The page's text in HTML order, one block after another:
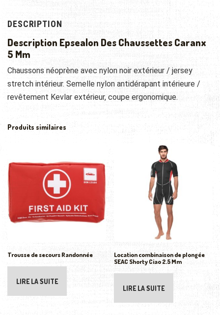
DESCRIPTION
Description Epsealon Des Chaussettes Caranx
5 Mm
Chaussons néoprène avec nylon noir extérieur / jersey
stretch intérieur. Semelle nylon antidérapant intérieure /
revêtement Kevlar extérieur, coupe ergonomique.
Produits similaires
Trousse de secours Randonnée
LIRE LA SUITE
Location combinaison de plongée
SEAC Shorty Ciao 2.5 Mm
LIRE LA SUITE